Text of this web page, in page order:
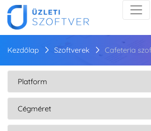
Kezdőlap Szoftverek Cafeteria